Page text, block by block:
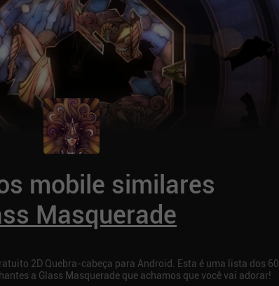
mobile similares
Masquerade
2D Quebra-cabeça para Android. Esta é uma lista dos 60
a Glass Masquerade que achamos que você vai adorar!